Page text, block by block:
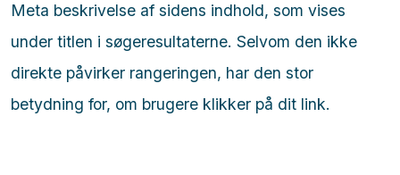
Meta beskrivelse af sidens indhold, som vises
under titlen i søgeresultaterne. Selvom den ikke
direkte påvirker rangeringen, har den stor
betydning for, om brugere klikker på dit link.